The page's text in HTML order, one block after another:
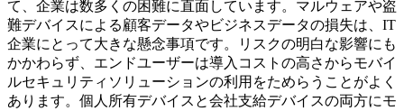
て、企業は数多くの困難に直面しています。マルウェアや盗
難デバイスによる顧客データやビジネスデータの損失は、IT
企業にとって大きな懸念事項です。リスクの明白な影響にも
かかわらず、エンドユーザーは導入コストの高さからモバイ
ルセキュリティソリューションの利用をためらうことがよく
あります。個人所有デバイスと会社支給デバイスの両方にモ